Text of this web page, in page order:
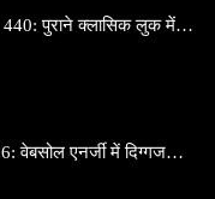
पुराने क्लासिक लुक में…
वेबसोल एनर्जी में दिग्गज…